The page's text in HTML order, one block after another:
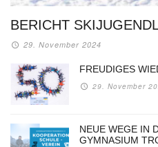
BERICHT
29. November 2024
FREUDIGES
29. November
NEUE WEGE IN
GYMNASIUM